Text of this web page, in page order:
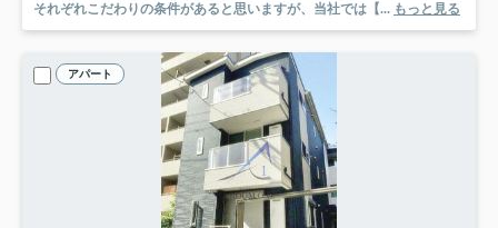
それぞれこだわりの条件があると思いますが、当社では【... もっと見る
アパート